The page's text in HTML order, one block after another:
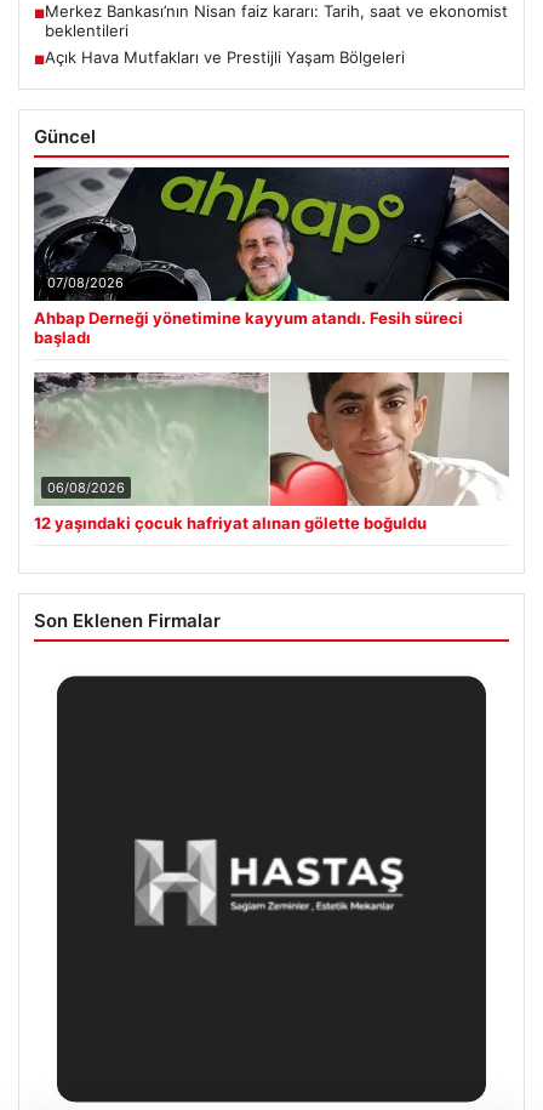
■Merkez Bankası’nın Nisan faiz kararı: Tarih, saat ve ekonomist
beklentileri
■Açık Hava Mutfakları ve Prestijli Yaşam Bölgeleri
Güncel
07/08/2026
Ahbap Derneği yönetimine kayyum atandı. Fesih süreci
başladı
06/08/2026
12 yaşındaki çocuk hafriyat alınan gölette boğuldu
Son Eklenen Firmalar